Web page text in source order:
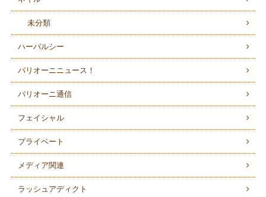
未分類
ハーバルシー
バリオーニニュース！
バリオーニ通信
フェイシャル
プライベート
メディア関連
ラッシュアディクト